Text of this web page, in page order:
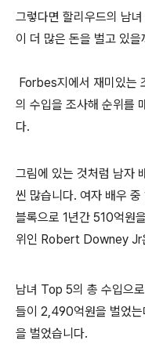
그렇다면 할리우드의 남
이 더 많은 돈을 벌고 있을
Forbes지에서 재미있는
의 수입을 조사해 순위를
다.
그림에 있는 것처럼 남자
씬 많습니다. 여자 배우
블록으로 1년간 510억원
위인 Robert Downey Jr
남녀 Top 5의 총 수입으
들이 2,490억원을 벌었
을 벌었습니다.